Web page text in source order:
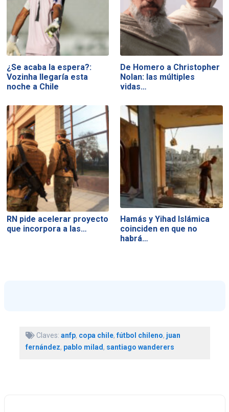
¿Se acaba la espera?:
Vozinha llegaría esta
noche a Chile
De Homero a Christopher
Nolan: las múltiples
vidas…
RN pide acelerar proyecto
que incorpora a las…
Hamás y Yihad Islámica
coinciden en que no
habrá…
Claves: anfp, copa chile,fútbol chileno, juan
fernández, pablo milad, santiago wanderers